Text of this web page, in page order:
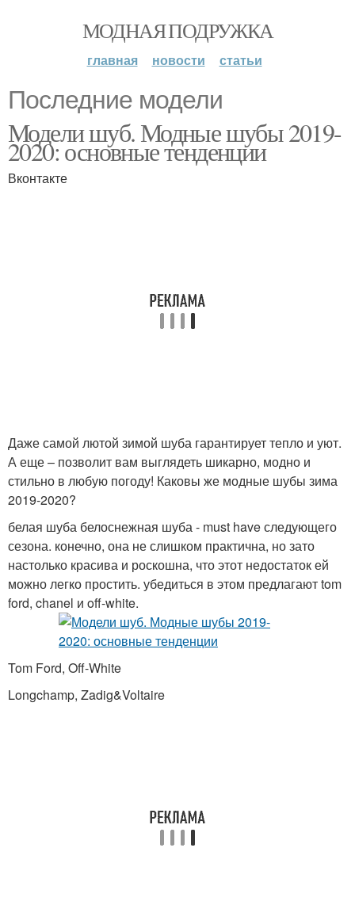
МОДНАЯ ПОДРУЖКА
главная новости статьи
Последние модели
Модели шуб. Модные шубы 2019-
2020: основные тенденции
Вконтакте
Даже самой лютой зимой шуба гарантирует тепло и уют.
А еще – позволит вам выглядеть шикарно, модно и
стильно в любую погоду! Каковы же модные шубы зима
2019-2020?
белая шуба белоснежная шуба - must have следующего
сезона. конечно, она не слишком практична, но зато
настолько красива и роскошна, что этот недостаток ей
можно легко простить. убедиться в этом предлагают tom
ford, chanel и off-white.
Tom Ford, Off-White
Longchamp, Zadig&Voltaire